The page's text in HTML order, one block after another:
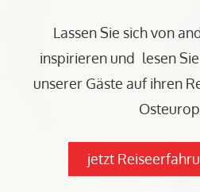
Lassen Sie sich von
inspirieren und lesen
unserer Gäste auf ihren
jetzt